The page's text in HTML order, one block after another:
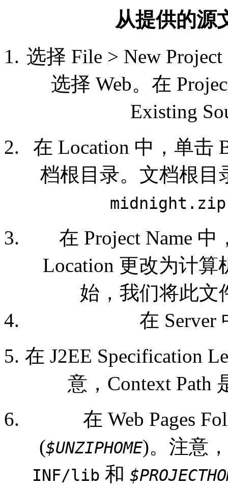
从提供的源
选择 File > New
选择 Web。在
Existing
在 Location 中，单击
档根目录。文档根目
midnight.zip
在 Project Name
Location 更改为计
始，我们将此
在 Server
在 J2EE Specification
意，Context Path
在 Web Pages
($UNZIPHOME)。注意，
INF/lib 和 $